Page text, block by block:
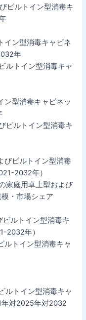
ビルトイン型消毒キ
イン型消毒キャビネ
年
ルトイン型消毒キャ
ン型消毒キャビネッ
ビルトイン型消毒キ
びビルトイン型消毒
2032年）
家庭用卓上型および
・市場シェア
ビルトイン型消毒キ
2032年）
ルトイン型消毒キャ
ルトイン型消毒キャ
年対2025年対2032